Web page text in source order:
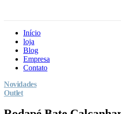
Início
loja
Blog
Empresa
Contato
Novidades
Outlet